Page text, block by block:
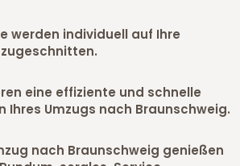
werden individuell auf Ihre
eine effiziente und schnelle
Ihres Umzugs nach Braunschweig.
nach Braunschweig genießen